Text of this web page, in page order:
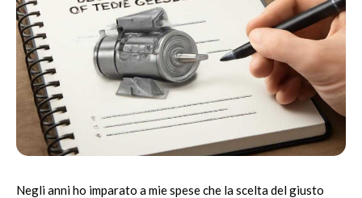
Negli anni ho imparato a mie spese che la scelta del giusto